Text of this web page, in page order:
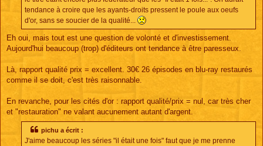
tendance à croire que les ayants-droits pressent le poule aux oeufs
d'or, sans se soucier de la qualité...
Eh oui, mais tout est une question de volonté et d'investissement.
Aujourd'hui beaucoup (trop) d'éditeurs ont tendance à être paresseux.
Là, rapport qualité prix = excellent. 30€ 26 épisodes en blu-ray restaurés
comme il se doit, c'est très raisonnable.
En revanche, pour les cités d'or : rapport qualité/prix = nul, car très cher
et "restauration" ne valant aucunement autant d'argent.
pichu a écrit :
J'aime beaucoup les séries "il était une fois" faut que je me prenne